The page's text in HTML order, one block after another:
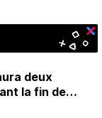
deux
la fin de